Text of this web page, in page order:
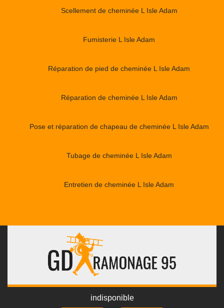
Scellement de cheminée L Isle Adam
Fumisterie L Isle Adam
Réparation de pied de cheminée L Isle Adam
Réparation de cheminée L Isle Adam
Pose et réparation de chapeau de cheminée L Isle Adam
Tubage de cheminée L Isle Adam
Entretien de cheminée L Isle Adam
indisponible